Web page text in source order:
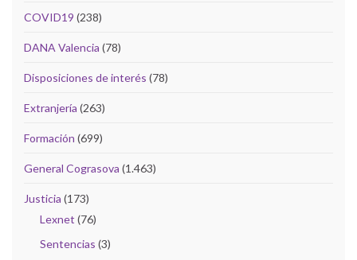
COVID19 (238)
DANA Valencia (78)
Disposiciones de interés (78)
Extranjería (263)
Formación (699)
General Cograsova (1.463)
Justicia (173)
Lexnet (76)
Sentencias (3)